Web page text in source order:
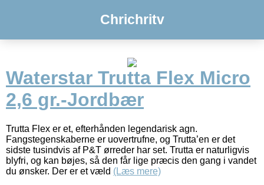
Chrichritv
Waterstar Trutta Flex Micro
2,6 gr.-Jordbær
Trutta Flex er et, efterhånden legendarisk agn.
Fangstegenskaberne er uovertrufne, og Trutta’en er det
sidste tusindvis af P&T ørreder har set. Trutta er naturligvis
blyfri, og kan bøjes, så den får lige præcis den gang i vandet
du ønsker. Der er et væld (Læs mere)